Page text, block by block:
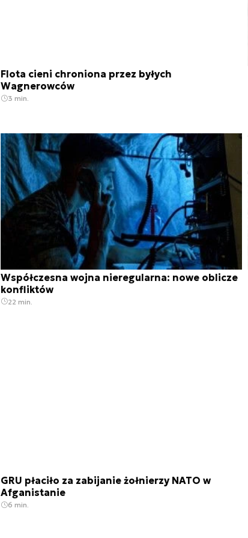
Flota cieni chroniona przez byłych
Wagnerowców
3 min.
Współczesna wojna nieregularna: nowe oblicze
konfliktów
22 min.
GRU płaciło za zabijanie żołnierzy NATO w
Afganistanie
6 min.